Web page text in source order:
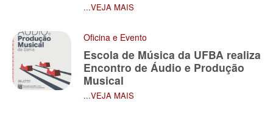
...VEJA MAIS
Oficina e Evento
Escola de Música da UFBA realiza
Encontro de Áudio e Produção
Musical
...VEJA MAIS